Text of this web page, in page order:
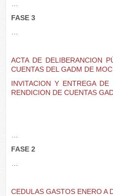
FASE 3
ACTA DE DELIBERANCION
CUENTAS DEL GADM DE
INVITACION Y ENTREGA DE
RENDICION DE CUENTAS
FASE 2
CEDULAS GASTOS ENERO A